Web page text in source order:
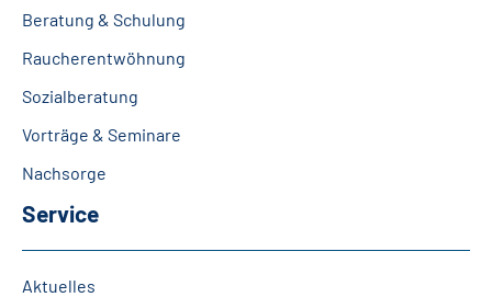
Beratung & Schulung
Raucherentwöhnung
Sozialberatung
Vorträge & Seminare
Nachsorge
Service
Aktuelles